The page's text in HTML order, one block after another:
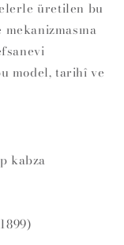
üretilen bu
model, tarihî ve
kabza